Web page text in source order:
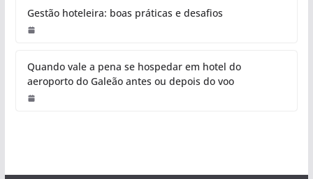
Gestão hoteleira: boas práticas e desafios
Quando vale a pena se hospedar em hotel do
aeroporto do Galeão antes ou depois do voo